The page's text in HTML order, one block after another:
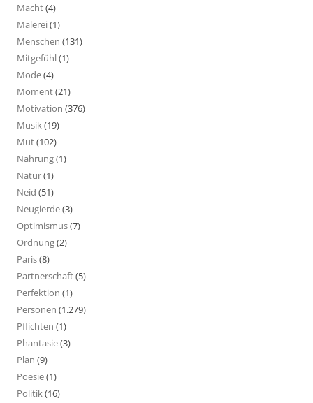
Macht(4)
Malerei(1)
Menschen (131)
Mitgefühl(1)
Mode(4)
Moment(21)
Motivation (376)
Musik(19)
Mut(102)
Nahrung(1)
Natur(1)
Neid (51)
Neugierde(3)
Optimismus(7)
Ordnung(2)
Paris(8)
Partnerschaft(5)
Perfektion (1)
Personen (1.279)
Pflichten (1)
Phantasie(3)
Plan (9)
Poesie(1)
Politik(16)